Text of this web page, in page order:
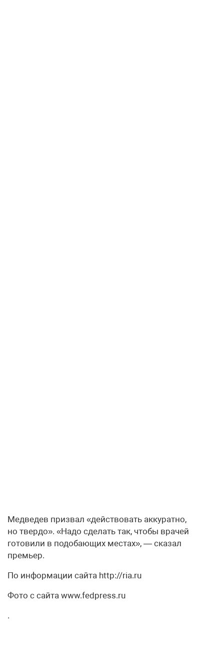
Медведев призвал «действовать аккуратно,
но твердо». «Надо сделать так, чтобы врачей
готовили в подобающих местах», — сказал
премьер.
По информации сайта http://ria.ru
Фото с сайта www.fedpress.ru
.